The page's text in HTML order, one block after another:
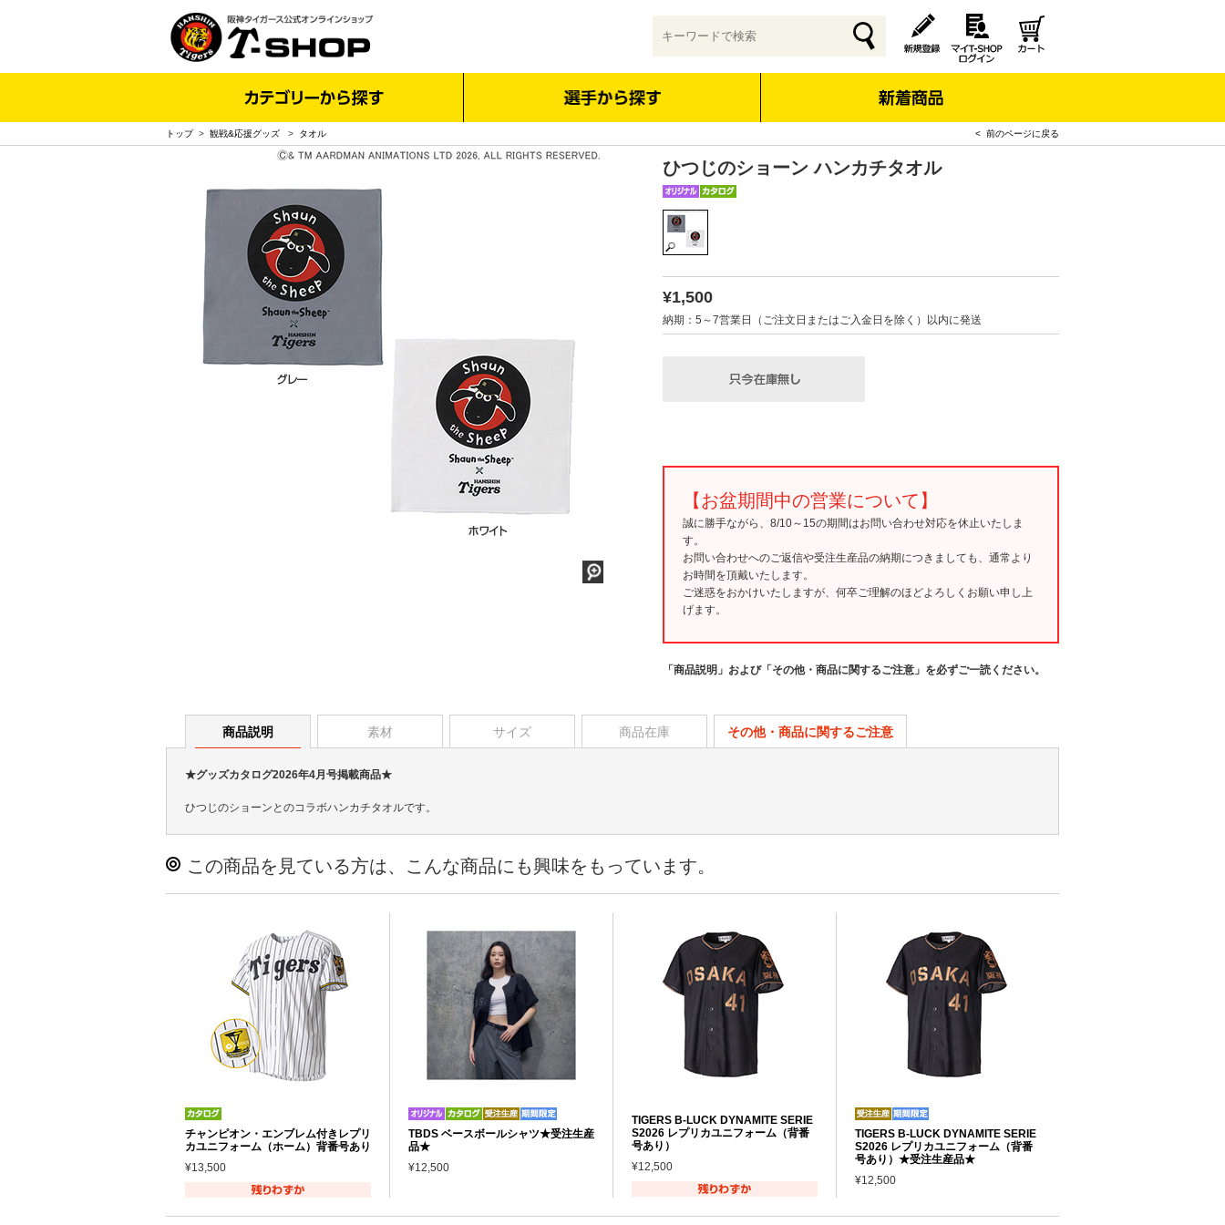
トップ> 観戦&応援グッズ > タオル < 前のページに戻る
ひつじのショーン ハンカチタオル
¥1,500
納期：5～7営業日（ご注文日またはご入金日を除く）以内に発送
【お盆期間中の営業について】
誠に勝手ながら、8/10～15の期間はお問い合わせ対応を休止いたしま
す。
お問い合わせへのご返信や受注生産品の納期につきましても、通常より
お時間を頂戴いたします。
ご迷惑をおかけいたしますが、何卒ご理解のほどよろしくお願い申し上
げます。
「商品説明」および「その他・商品に関するご注意」を必ずご一読ください。
商品説明 素材 サイズ 商品在庫 その他・商品に関するご注意
★グッズカタログ2026年4月号掲載商品★
ひつじのショーンとのコラボハンカチタオルです。
この商品を見ている方は、こんな商品にも興味をもっています。
チャンピオン・エンブレム付きレプリ
カユニフォーム（ホーム）背番号あり
¥13,500
TBDS ベースボールシャツ★受注生産
品★
¥12,500
TIGERS B-LUCK DYNAMITE SERIE
S2026 レプリカユニフォーム（背番
号あり）
¥12,500
TIGERS B-LUCK DYNAMITE SERIE
S2026 レプリカユニフォーム（背番
号あり）★受注生産品★
¥12,500